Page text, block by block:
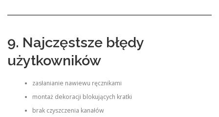
9. Najczęstsze błędy
użytkowników
zasłanianie nawiewu ręcznikami
montaż dekoracji blokujących kratki
brak czyszczenia kanałów